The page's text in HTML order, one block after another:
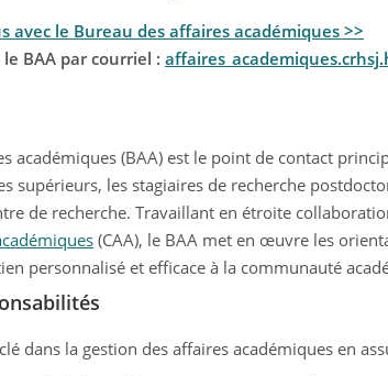
avec le Bureau des affaires académiques >>
BAA par courriel :
académiques (BAA) est le point de contact
supérieurs, les stagiaires de recherche
de recherche. Travaillant en étroite
(CAA), le BAA met en œuvre les
personnalisé et efficace à la communauté
dans la gestion des affaires académiques en